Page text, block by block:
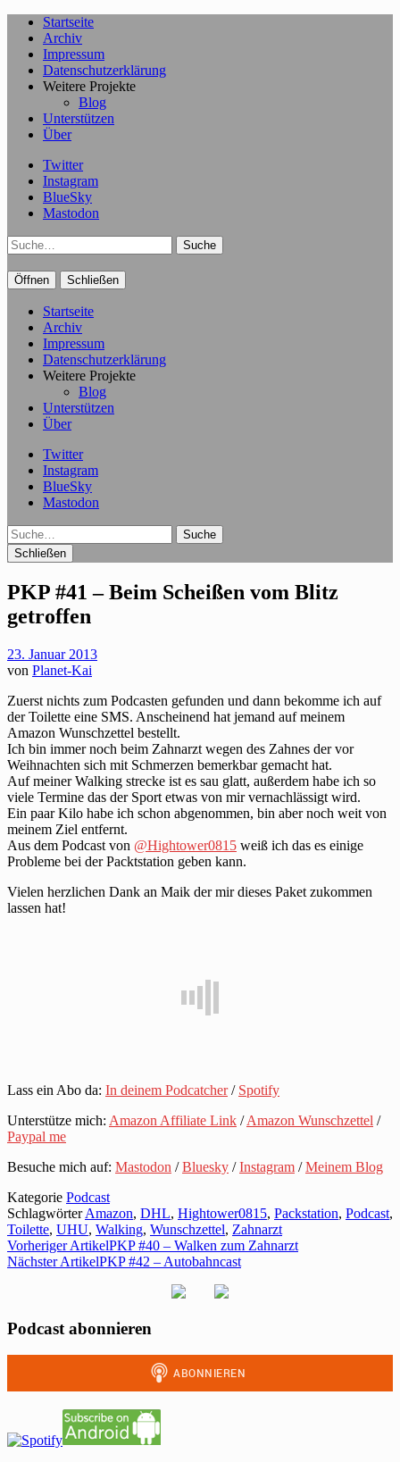
Startseite
Archiv
Impressum
Datenschutzerklärung
Weitere Projekte
Blog
Unterstützen
Über
Twitter
Instagram
BlueSky
Mastodon
Suche
Öffnen Schließen
Startseite
Archiv
Impressum
Datenschutzerklärung
Weitere Projekte
Blog
Unterstützen
Über
Twitter
Instagram
BlueSky
Mastodon
Suche
Schließen
PKP #41 – Beim Scheißen vom Blitz
getroffen
23. Januar 2013
von Planet-Kai
Zuerst nichts zum Podcasten gefunden und dann bekomme ich auf
der Toilette eine SMS. Anscheinend hat jemand auf meinem
Amazon Wunschzettel bestellt.
Ich bin immer noch beim Zahnarzt wegen des Zahnes der vor
Weihnachten sich mit Schmerzen bemerkbar gemacht hat.
Auf meiner Walking strecke ist es sau glatt, außerdem habe ich so
viele Termine das der Sport etwas von mir vernachlässigt wird.
Ein paar Kilo habe ich schon abgenommen, bin aber noch weit von
meinem Ziel entfernt.
Aus dem Podcast von @Hightower0815 weiß ich das es einige
Probleme bei der Packtstation geben kann.
Vielen herzlichen Dank an Maik der mir dieses Paket zukommen
lassen hat!
Lass ein Abo da: In deinem Podcatcher/ Spotify
Unterstütze mich: Amazon Affiliate Link /Amazon Wunschzettel /
Paypal me
Besuche mich auf: Mastodon /Bluesky /Instagram /Meinem Blog
Kategorie Podcast
SchlagwörterAmazon, DHL, Hightower0815, Packstation, Podcast,
Toilette, UHU, Walking, Wunschzettel, Zahnarzt
Vorheriger ArtikelPKP #40 – Walken zum Zahnarzt
Nächster ArtikelPKP #42 – Autobahncast
Podcast abonnieren